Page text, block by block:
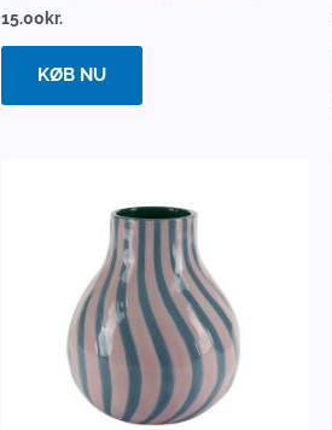
15.00kr.
KØB NU